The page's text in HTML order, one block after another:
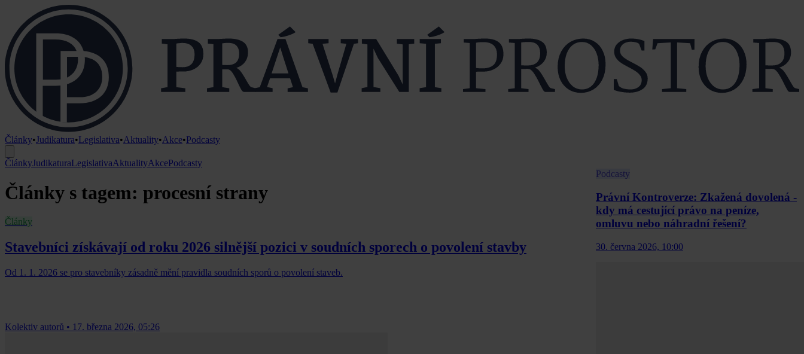
Články•Judikatura•Legislativa•Aktuality•Akce•Podcasty
ČlánkyJudikaturaLegislativaAktualityAkcePodcasty
Články s tagem: procesní strany
Články
Stavebníci získávají od roku 2026 silnější pozici v soudních sporech o povolení stavby
Od 1. 1. 2026 se pro stavebníky zásadně mění pravidla soudních sporů o povolení staveb.
Kolektiv autorů • 17. března 2026, 05:26
Podcasty
Právní Kontroverze: Zkažená dovolená -
kdy má cestující právo na peníze,
omluvu nebo náhradní řešení?
30. června 2026, 10:00